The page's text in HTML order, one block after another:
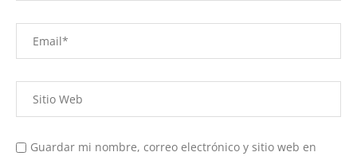
Guardar mi nombre, correo electrónico y sitio web en